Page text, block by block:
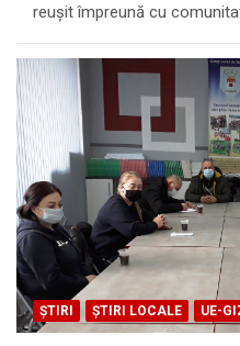
reușit împreună cu
ȘTIRI ȘTIRI LOCALE UE-